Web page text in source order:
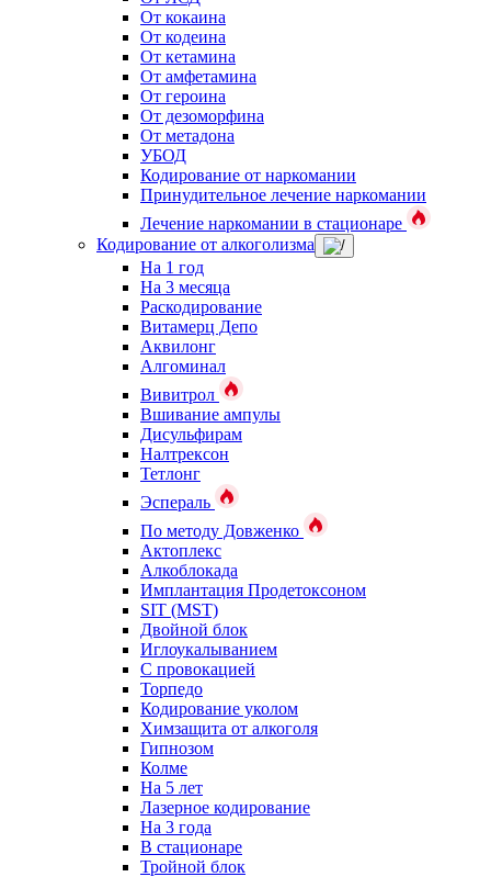
От кокаина
От кодеина
От кетамина
От амфетамина
От героина
От дезоморфина
От метадона
УБОД
Кодирование от наркомании
Принудительное лечение наркомании
Лечение наркомании в стационаре
Кодирование от алкоголизма
На 1 год
На 3 месяца
Раскодирование
Витамерц Депо
Аквилонг
Алгоминал
Вивитрол
Вшивание ампулы
Дисульфирам
Налтрексон
Тетлонг
Эспераль
По методу Довженко
Актоплекс
Алкоблокада
Имплантация Продетоксоном
SIT (MST)
Двойной блок
Иглоукалыванием
С провокацией
Торпедо
Кодирование уколом
Химзащита от алкоголя
Гипнозом
Колме
На 5 лет
Лазерное кодирование
На 3 года
В стационаре
Тройной блок